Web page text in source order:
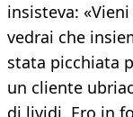
insisteva:
vedrai che
stata picchiata
un cliente
di lividi. Ero in